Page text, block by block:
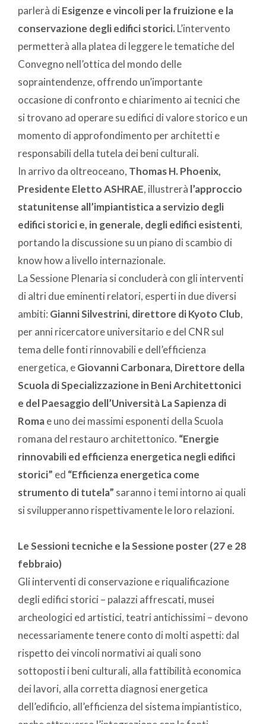
parlerà di Esigenze e vincoli per la fruizione e la
conservazione degli edifici storici. L’intervento
permetterà alla platea di leggere le tematiche del
Convegno nell’ottica del mondo delle
sopraintendenze, offrendo un’importante
occasione di confronto e chiarimento ai tecnici che
si trovano ad operare su edifici di valore storico e un
momento di approfondimento per architetti e
responsabili della tutela dei beni culturali.
In arrivo da oltreoceano, Thomas H. Phoenix,
Presidente Eletto ASHRAE, illustrerà l’approccio
statunitense all’impiantistica a servizio degli
edifici storici e, in generale, degli edifici esistenti,
portando la discussione su un piano di scambio di
know how a livello internazionale.
La Sessione Plenaria si concluderà con gli interventi
di altri due eminenti relatori, esperti in due diversi
ambiti: Gianni Silvestrini, direttore di Kyoto Club,
per anni ricercatore universitario e del CNR sul
tema delle fonti rinnovabili e dell’efficienza
energetica, eGiovanni Carbonara, Direttore della
Scuola di Specializzazione in Beni Architettonici
e del Paesaggio dell’Università La Sapienza di
Romae uno dei massimi esponenti della Scuola
romana del restauro architettonico. “Energie
rinnovabili ed efficienza energetica negli edifici
storici” ed “Efficienza energetica come
strumento di tutela” saranno i temi intorno ai quali
si svilupperanno rispettivamente le loro relazioni.
Le Sessioni tecniche e la Sessione poster (27 e 28
febbraio)
Gli interventi di conservazione e riqualificazione
degli edifici storici – palazzi affrescati, musei
archeologici ed artistici, teatri antichissimi – devono
necessariamente tenere conto di molti aspetti: dal
rispetto dei vincoli normativi ai quali sono
sottoposti i beni culturali, alla fattibilità economica
dei lavori, alla corretta diagnosi energetica
dell’edificio, all’efficienza del sistema impiantistico,